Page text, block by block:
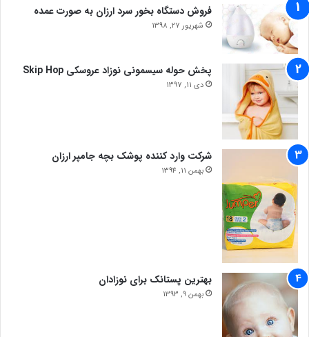
فروش دستگاه بخور سرد ارزان به صورت عمده
شهریور 27, 1398
پخش حوله سیسمونی نوزاد عروسکی Skip Hop
دی 11, 1397
شرکت وارد کننده پوشک بچه جامپر ارزان
بهمن 11, 1394
بهترین پستانک برای نوزادان
بهمن 9, 1393